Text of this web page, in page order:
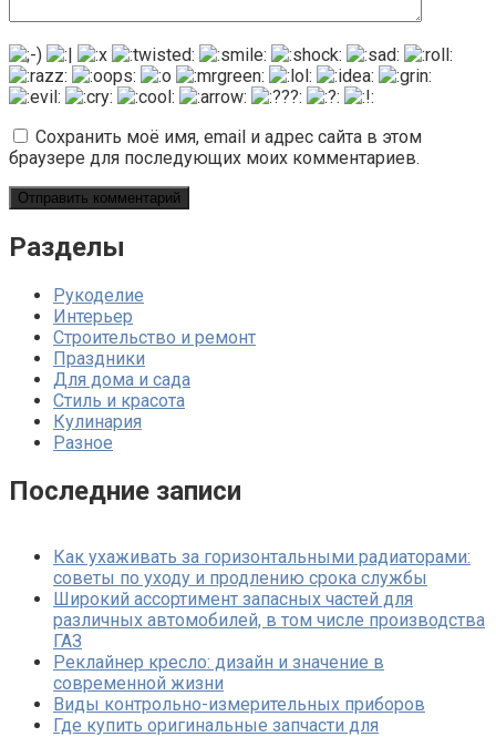
Сохранить моё имя, email и адрес сайта в этом
браузере для последующих моих комментариев.
Разделы
Рукоделие
Интерьер
Строительство и ремонт
Праздники
Для дома и сада
Стиль и красота
Кулинария
Разное
Последние записи
Как ухаживать за горизонтальными радиаторами:
советы по уходу и продлению срока службы
Широкий ассортимент запасных частей для
различных автомобилей, в том числе производства
ГАЗ
Реклайнер кресло: дизайн и значение в
современной жизни
Виды контрольно-измерительных приборов
Где купить оригинальные запчасти для